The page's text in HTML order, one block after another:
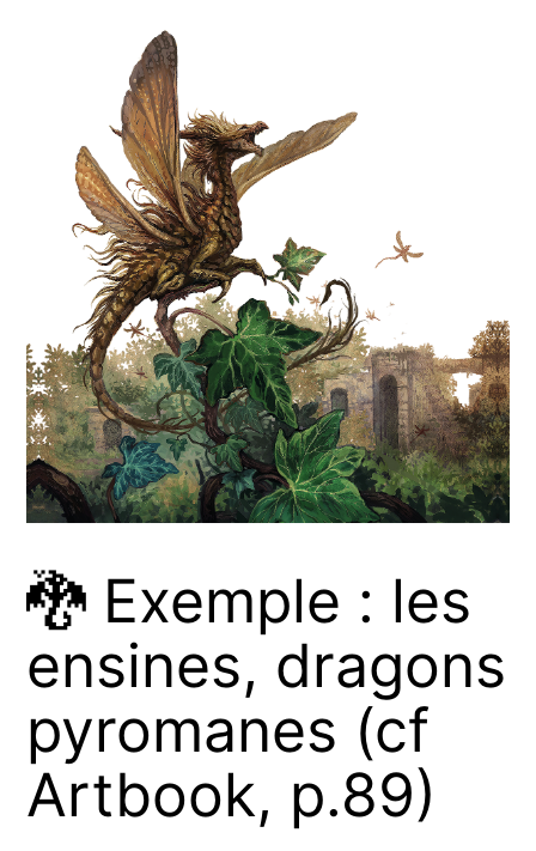
🐉 Exemple : les
ensines, dragons
pyromanes (cf
Artbook, p.89)